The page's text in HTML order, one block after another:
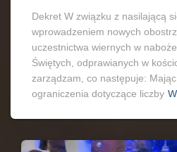
Dekret W związku z nasilającą
wprowadzeniem nowych
uczestnictwa wiernych w
Świętych, odprawianych w
zarządzam, co następuje:
ograniczenia dotyczące liczby